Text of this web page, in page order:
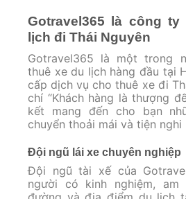
Gotravel365 là công
lịch đi Thái Nguyên
Gotravel365 là một trong
thuê xe du lịch hàng đầu tại
cấp dịch vụ cho thuê xe đi
chí “Khách hàng là thượng
kết mang đến cho bạn
chuyển thoải mái và tiện nghi
Đội ngũ lái xe chuyên nghiệp
Đội ngũ tài xế của
người có kinh nghiệm,